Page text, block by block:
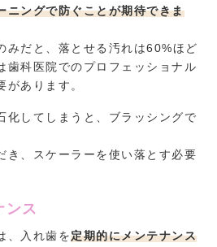
ニングで防ぐことが期待できま
みだと、落とせる汚れは60%ほど
歯科医院でのプロフェッショナル
あります。
化してしまうと、ブラッシングで
き、スケーラーを使い落とす必要
ンス
、入れ歯を定期的にメンテナンス